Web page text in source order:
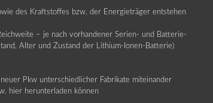
des Kraftstoffes bzw. der Energieträger entstehen
– je nach vorhandener Serien- und Batterie-
Alter und Zustand der Lithium-Ionen-Batterie)
Pkw unterschiedlicher Fabrikate miteinander
hier herunterladen können